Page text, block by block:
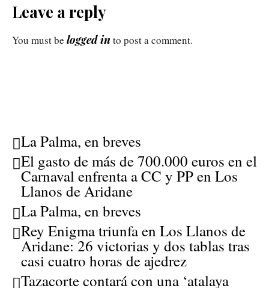
Leave a reply
You must be logged in to post a comment.
La Palma, en breves
El gasto de más de 700.000 euros en el
Carnaval enfrenta a CC y PP en Los
Llanos de Aridane
La Palma, en breves
Rey Enigma triunfa en Los Llanos de
Aridane: 26 victorias y dos tablas tras
casi cuatro horas de ajedrez
Tazacorte contará con una ‘atalaya